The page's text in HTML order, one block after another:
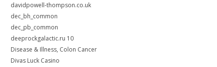
davidpowell-thompson.co.uk
dec_bh_common
dec_pb_common
deeprockgalactic.ru 10
Disease & Illness, Colon Cancer
Divas Luck Casino